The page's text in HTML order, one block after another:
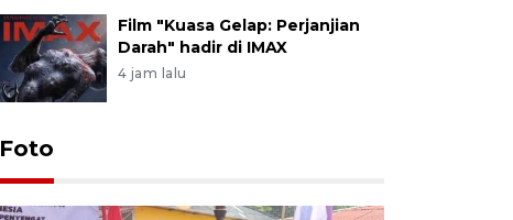
Film "Kuasa Gelap: Perjanjian
Darah" hadir di IMAX
4 jam lalu
Foto